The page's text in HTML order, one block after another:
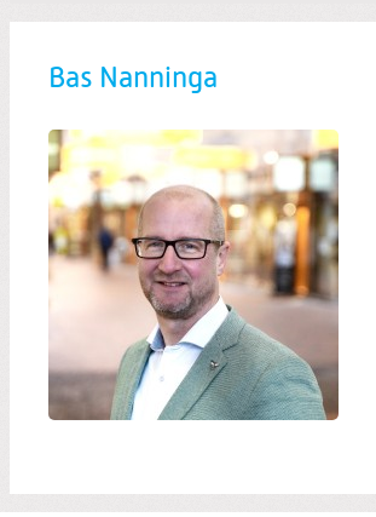
Bas Nanninga